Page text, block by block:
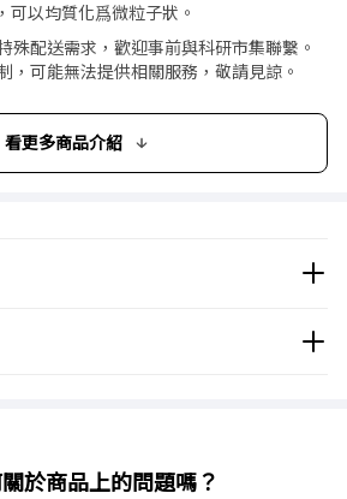
可以均質化爲微粒子狀。
粗調整的兩個研杵。
殊配送需求，歡迎事前與科研市集聯繫。
，可能無法提供相關服務，敬請見諒。
看更多商品介紹
於商品上的問題嗎？